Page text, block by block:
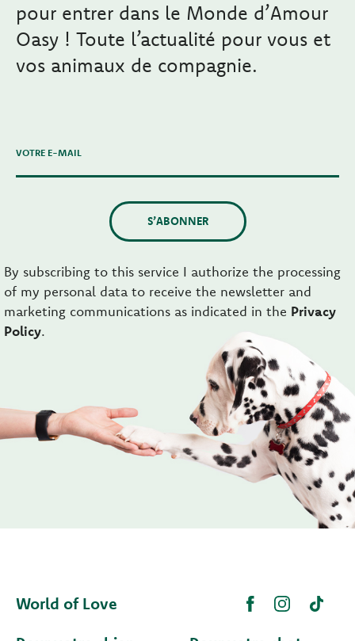
pour entrer dans le Monde d’Amour
Oasy ! Toute l’actualité pour vous et
vos animaux de compagnie.
VOTRE E-MAIL
S’ABONNER
By subscribing to this service I authorize the processing
of my personal data to receive the newsletter and
marketing communications as indicated in the Privacy
Policy.
World of Love